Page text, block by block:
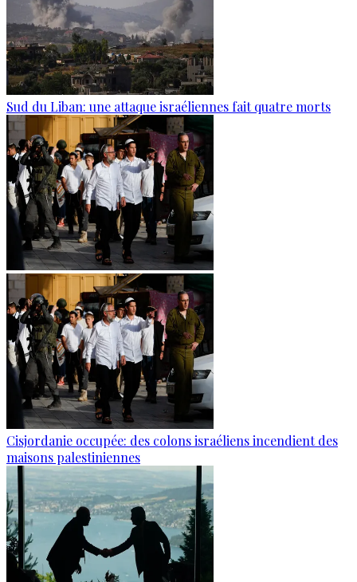
Sud du Liban: une attaque israéliennes fait quatre morts
Cisjordanie occupée: des colons israéliens incendient des
maisons palestiniennes